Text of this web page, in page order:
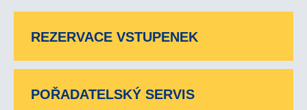
REZERVACE VSTUPENEK
POŘADATELSKÝ SERVIS